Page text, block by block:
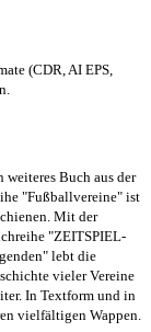
(CDR, AI EPS,
weiteres Buch aus der
"Fußballvereine" ist
Mit der
"ZEITSPIEL-
lebt die
vieler Vereine
In Textform und in
vielfältigen Wappen.